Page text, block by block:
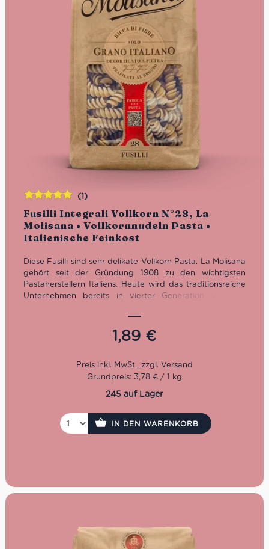
Fusilli Integrali Vollkorn N°28, La
Molisana • Vollkornnudeln Pasta •
Italienische Feinkost
(1)
Diese Fusilli sind sehr delikate Vollkorn Pasta. La Molisana
gehört seit der Gründung 1908 zu den wichtigsten
Pastaherstellern Italiens. Heute wird das traditionsreiche
Unternehmen bereits in vierter Generation von der
Kochzeit: 11 Minuten1,89 €
Bewertet
mit5.00von
5
Grundpreis: 3,78 € / 1 kg
245 auf Lager
IN DEN WARENKORB